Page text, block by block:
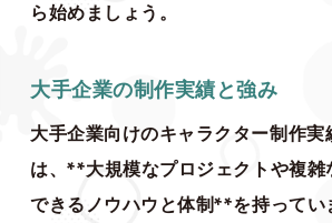
ら始めましょう。
大手企業の制作実績と強み
大手企業向けのキャラクター制作実
は、**大規模なプロジェクトや複雑
できるノウハウと体制**を持ってい